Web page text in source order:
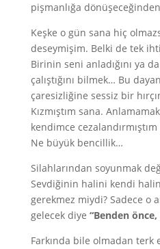
pişmanlığa
Keşke o gün sana hiç
deseymişim. Belki de tek
Birinin seni anladığını ya
çalıştığını bilmek… Bu
çaresizliğine sessiz bir
Kızmıştım sana.
kendimce
Ne büyük bencillik…
Silahlarından soyunmak
Sevdiğinin halini kendi
gerekmez miydi? Sadece o
gelecek diye “Benden önce,
Farkında bile olmadan